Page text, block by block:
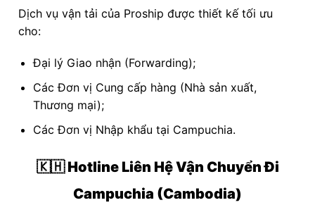
Dịch vụ vận tải của Proship được thiết kế tối ưu
cho:
Đại lý Giao nhận (Forwarding);
Các Đơn vị Cung cấp hàng (Nhà sản xuất,
Thương mại);
Các Đơn vị Nhập khẩu tại Campuchia.
🇰🇭 Hotline Liên Hệ Vận Chuyển Đi
Campuchia (Cambodia)